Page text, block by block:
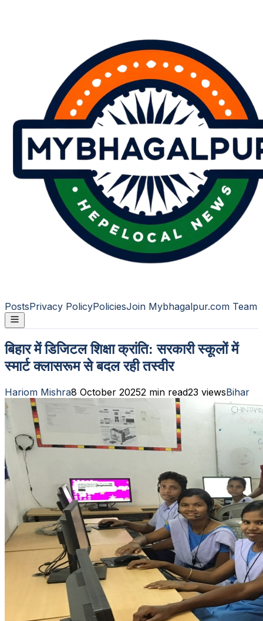
PostsPrivacy PolicyPoliciesJoin Mybhagalpur.com Team
बिहार में डिजिटल शिक्षा क्रांति: सरकारी स्कूलों में
स्मार्ट क्लासरूम से बदल रही तस्वीर
Hariom Mishra8 October 20252 min read23 viewsBihar